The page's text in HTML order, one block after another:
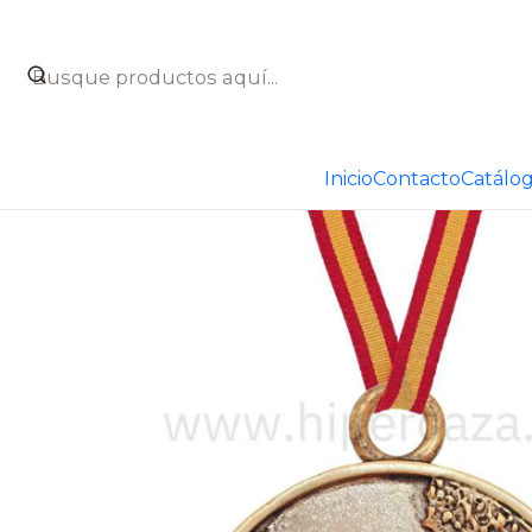
InicioContacto